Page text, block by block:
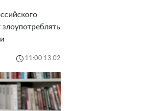
11:00 13.02